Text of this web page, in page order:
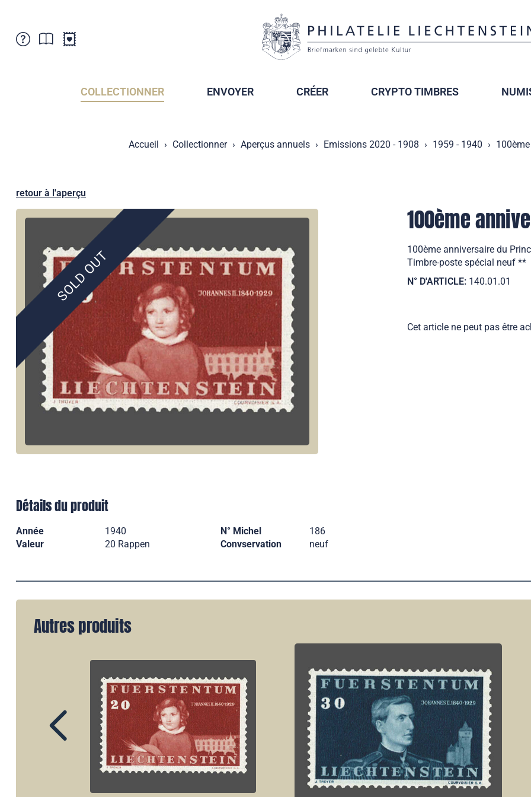
Points de vente
Sociétés de collectionneurs
Abonnement
Archives des timbrage
COLLECTIONNER ENVOYER CRÉER CRYPTO TIMBRES
Accueil Collectionner Aperçus annuels Emissions 2020 - 1908 1959 - 1940
retour à l'aperçu
SOLD OUT
100ème
100ème anniversaire du
Timbre-poste spécial neuf **
N° D'ARTICLE: 140.01.01
Cet article ne peut pas être
Détails du produit
Année 1940 N° Michel
186
Valeur
20 Rappen Convservation neuf
Autres produits